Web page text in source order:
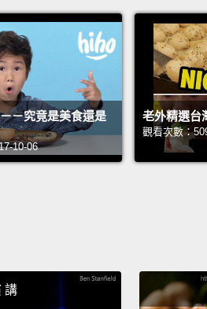
－究竟是美食還是
10-06
老外精選台
觀看次數：
講